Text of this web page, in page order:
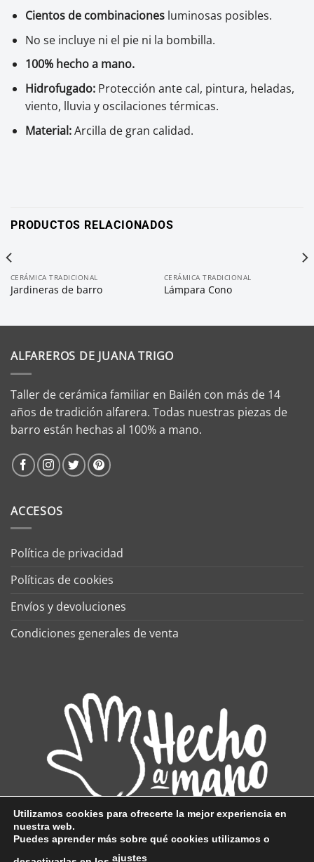
Cientos de combinacionesluminosas posibles.
No se incluye ni el pie ni la bombilla.
100% hecho a mano.
Hidrofugado:Protección ante cal, pintura, heladas,
viento, lluvia y oscilaciones térmicas.
Material:Arcilla de gran calidad.
PRODUCTOS RELACIONADOS
CERÁMICA TRADICIONAL
Jardineras de barro
CERÁMICA TRADICIONAL
Lámpara Cono
ALFAREROS DE JUANA TRIGO
Taller de cerámica familiar en Bailén con más de 14
años de tradición alfarera. Todas nuestras piezas de
barro están hechas al 100% a mano.
ACCESOS
Política de privacidad
Políticas de cookies
Envíos y devoluciones
Condiciones generales de venta
Utilizamos cookies para ofrecerte la mejor experiencia en
nuestra web.
Puedes aprender más sobre qué cookies utilizamos o
ajustes